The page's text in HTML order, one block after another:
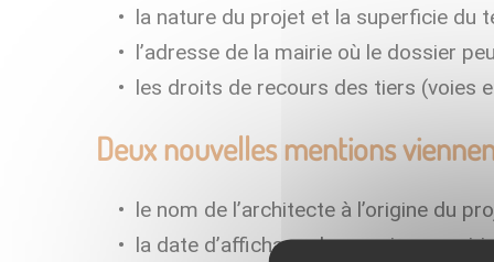
la nature du projet et la superficie du
l’adresse de la mairie où le dossier
les droits de recours des tiers (voies
Deux nouvelles mentions
le nom de l’architecte à l’origine du
la date d’affichage du permis en